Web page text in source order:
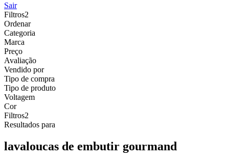
Sair
Filtros2
Ordenar
Categoria
Marca
Preço
Avaliação
Vendido por
Tipo de compra
Tipo de produto
Voltagem
Cor
Filtros2
Resultados para
lavaloucas de embutir gourmand